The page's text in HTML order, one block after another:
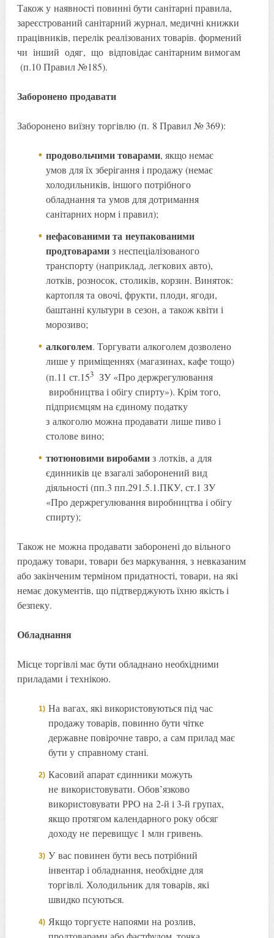
Також у наявності повинні бути санітарні правила,
зареєстрований санітарний журнал, медичні книжки
працівників, перелік реалізованих товарів. формений
чи інший одяг, що відповідає санітарним вимогам
(п.10 Правил №185).
Заборонено продавати
Заборонено виїзну торгівлю (п. 8 Правил № 369):
продовольчими товарами, якщо немає
умов для їх зберігання і продажу (немає
холодильників, іншого потрібного
обладнання та умов для дотримання
санітарних норм і правил);
нефасованими та неупакованими
продтоварамиз неспеціалізованого
транспорту (наприклад, легкових авто),
лотків, розносок, столиків, корзин. Виняток:
картопля та овочі, фрукти, плоди, ягоди,
баштанні культури в сезон, а також квіти і
морозиво;
алкоголем. Торгувати алкоголем дозволено
лише у приміщеннях (магазинах, кафе тощо)
(п.11 ст.153 ЗУ «Про держрегулювання
виробництва і обігу спирту»). Крім того,
підприємцям на єдиному податку
з алкоголю можна продавати лише пиво і
столове вино;
тютюновими виробамиз лотків, а для
єдинників це взагалі заборонений вид
діяльності (пп.3 пп.291.5.1.ПКУ, ст.1 ЗУ
«Про держрегулювання виробництва і обігу
спирту);
Також не можна продавати заборонені до вільного
продажу товари, товари без маркування, з невказаним
або закінченим терміном придатності, товари, на які
немає документів, що підтверджують їхню якість і
безпеку.
Обладнання
Місце торгівлі має бути обладнано необхідними
приладами і технікою.
На вагах, які використовуються під час
продажу товарів, повинно бути чітке
державне повірочне тавро, а сам прилад має
бути у справному стані.
Касовий апарат єдинники можуть
не використовувати. Обов’язково
використовувати РРО на 2-й і 3-й групах,
якщо протягом календарного року обсяг
доходу не перевищує 1 млн гривень.
У вас повинен бути весь потрібний
інвентар і обладнання, необхідне для
торгівлі. Холодильник для товарів, які
швидко псуються.
Якщо торгуєте напоями на розлив,